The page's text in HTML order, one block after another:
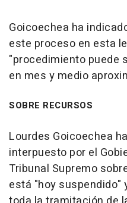
Goicoechea ha
este proceso en esta
"procedimiento puede
en mes y medio
SOBRE RECURSOS
Lourdes Goicoechea
interpuesto por el
Tribunal Supremo
está "hoy suspendido"